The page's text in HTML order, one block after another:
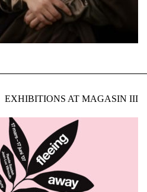
EXHIBITIONS AT MAGASIN III